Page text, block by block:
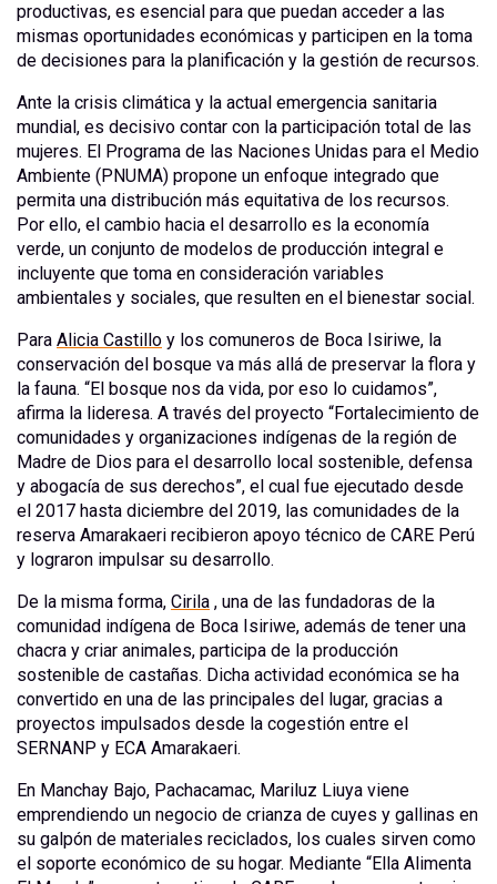
productivas, es esencial para que puedan acceder a las
mismas oportunidades económicas y participen en la toma
de decisiones para la planificación y la gestión de recursos.
Ante la crisis climática y la actual emergencia sanitaria
mundial, es decisivo contar con la participación total de las
mujeres. El Programa de las Naciones Unidas para el Medio
Ambiente (PNUMA) propone un enfoque integrado que
permita una distribución más equitativa de los recursos.
Por ello, el cambio hacia el desarrollo es la economía
verde, un conjunto de modelos de producción integral e
incluyente que toma en consideración variables
ambientales y sociales, que resulten en el bienestar social.
Para Alicia Castillo y los comuneros de Boca Isiriwe, la
conservación del bosque va más allá de preservar la flora y
la fauna. “El bosque nos da vida, por eso lo cuidamos”,
afirma la lideresa. A través del proyecto “Fortalecimiento de
comunidades y organizaciones indígenas de la región de
Madre de Dios para el desarrollo local sostenible, defensa
y abogacía de sus derechos”, el cual fue ejecutado desde
el 2017 hasta diciembre del 2019, las comunidades de la
reserva Amarakaeri recibieron apoyo técnico de CARE Perú
y lograron impulsar su desarrollo.
De la misma forma, Cirila , una de las fundadoras de la
comunidad indígena de Boca Isiriwe, además de tener una
chacra y criar animales, participa de la producción
sostenible de castañas. Dicha actividad económica se ha
convertido en una de las principales del lugar, gracias a
proyectos impulsados desde la cogestión entre el
SERNANP y ECA Amarakaeri.
En Manchay Bajo, Pachacamac, Mariluz Liuya viene
emprendiendo un negocio de crianza de cuyes y gallinas en
su galpón de materiales reciclados, los cuales sirven como
el soporte económico de su hogar. Mediante “Ella Alimenta